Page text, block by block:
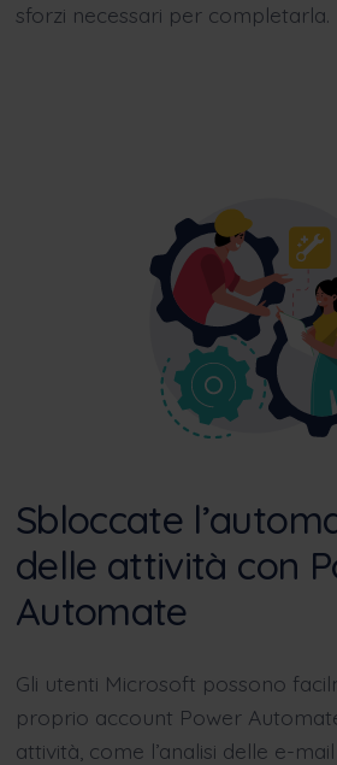
sforzi necessari per completarla.
Sbloccate
delle attività con
Automate
Gli utenti Microsoft possono
proprio account Power
attività, come l’analisi delle e-